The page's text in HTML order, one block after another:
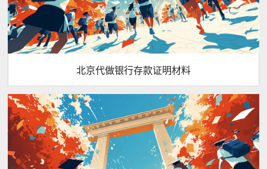
北京代做银行存款证明材料